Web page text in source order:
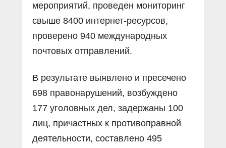
мероприятий, проведен мониторинг
свыше 8400 интернет-ресурсов,
проверено 940 международных
почтовых отправлений.
В результате выявлено и пресечено
698 правонарушений, возбуждено
177 уголовных дел, задержаны 100
лиц, причастных к противоправной
деятельности, составлено 495